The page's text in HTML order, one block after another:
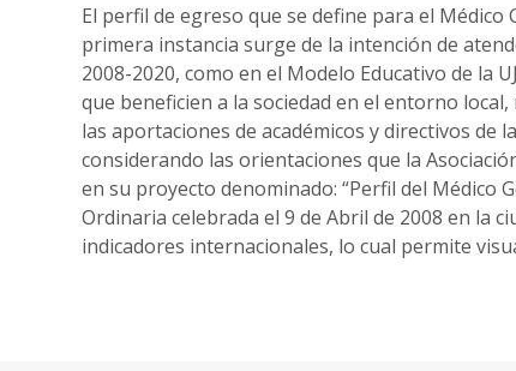
El perfil de egreso que se define para el
primera instancia surge de la intención de
2008-2020, como en el Modelo Educativo de la
que beneficien a la sociedad en el entorno
las aportaciones de académicos y directivos de
considerando las orientaciones que la
en su proyecto denominado: “Perfil del Médico
Ordinaria celebrada el 9 de Abril de 2008 en la
indicadores internacionales, lo cual permite